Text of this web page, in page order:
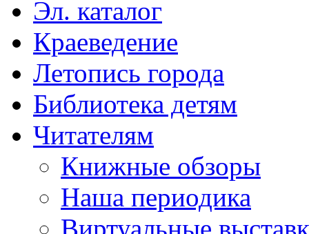
Эл. каталог
Краеведение
Летопись города
Библиотека детям
Читателям
Книжные обзоры
Наша периодика